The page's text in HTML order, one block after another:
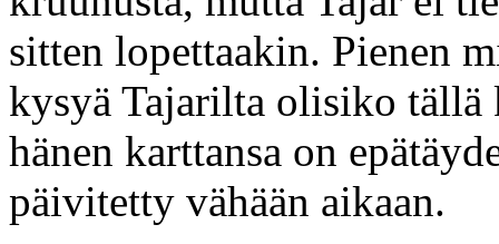
sitten lopettaakin. Pienen
kysyä Tajarilta olisiko tällä
hänen karttansa on
päivitetty vähään aikaan.